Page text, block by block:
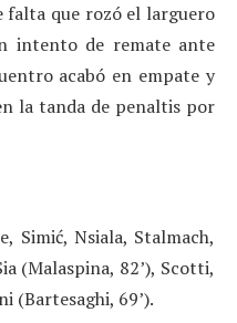
falta que rozó el larguero
intento de remate ante
acabó en empate y
la tanda de penaltis por
Simić, Nsiala, Stalmach,
(Malaspina, 82’), Scotti,
(Bartesaghi, 69’).